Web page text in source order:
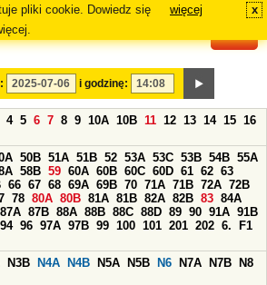
pliki cookie. Dowiedz się
więcej x
i godzinę:
4 5 6 7 8 9 10A 10B 11 12 13 14 15 16
50B 51A 51B 52 53A 53C 53B 54B 55A
58B 59 60A 60B 60C 60D 61 62 63
66 67 68 69A 69B 70 71A 71B 72A 72B
78 80A 80B 81A 81B 82A 82B 83 84A
87A 87B 88A 88B 88C 88D 89 90 91A 91B
94 96 97A 97B 99 100 101 201 202 6.
F1
N3B N4A N4B N5A N5B N6 N7A N7B
N8